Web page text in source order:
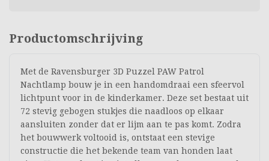
Productomschrijving
Met de Ravensburger 3D Puzzel PAW Patrol
Nachtlamp bouw je in een handomdraai een sfeervol
lichtpunt voor in de kinderkamer. Deze set bestaat uit
72 stevig gebogen stukjes die naadloos op elkaar
aansluiten zonder dat er lijm aan te pas komt. Zodra
het bouwwerk voltooid is, ontstaat een stevige
constructie die het bekende team van honden laat